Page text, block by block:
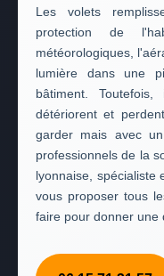
Les volets
protection de
météorologiques,
lumière dans une
bâtiment.
détériorent et
garder mais avec
professionnels de la
lyonnaise, spécialiste
vous proposer tous
faire pour donner une